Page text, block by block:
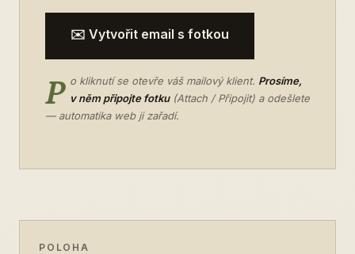
✉️ Vytvořit email s fotkou
P o kliknutí se otevře váš mailový klient. Prosíme,
v něm připojte fotku(Attach / Připojit) a odešlete
— automatika web ji zařadí.
POLOHA